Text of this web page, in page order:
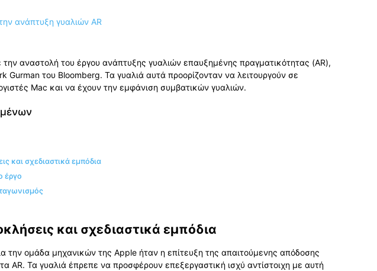
αναστολή του έργου ανάπτυξης γυαλιών επαυξημένης πραγματικότητας (AR),
Gurman του Bloomberg. Τα γυαλιά αυτά προορίζονταν να λειτουργούν σε
Mac και να έχουν την εμφάνιση συμβατικών γυαλιών.
και σχεδιαστικά εμπόδια
έργο
και σχεδιαστικά εμπόδια
την ομάδα μηχανικών της Apple ήταν η επίτευξη της απαιτούμενης απόδοσης
AR. Τα γυαλιά έπρεπε να προσφέρουν επεξεργαστική ισχύ αντίστοιχη με αυτή